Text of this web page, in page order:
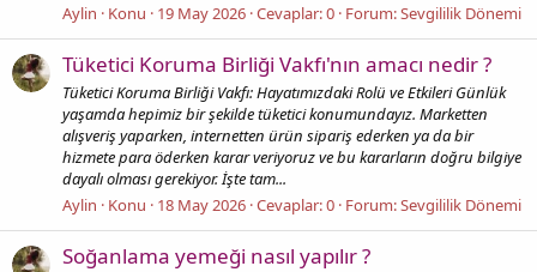
Aylin
Konu 19 May 2026 Cevaplar: 0 Forum:Sevgililik Dönemi
Tüketici Koruma Birliği Vakfı'nın amacı nedir ?
Tüketici Koruma Birliği Vakfı: Hayatımızdaki Rolü ve Etkileri Günlük
yaşamda hepimiz bir şekilde tüketici konumundayız. Marketten
alışveriş yaparken, internetten ürün sipariş ederken ya da bir
hizmete para öderken karar veriyoruz ve bu kararların doğru bilgiye
dayalı olması gerekiyor. İşte tam...
Aylin
Konu 18 May 2026 Cevaplar: 0 Forum:Sevgililik Dönemi
Soğanlama yemeği nasıl yapılır ?